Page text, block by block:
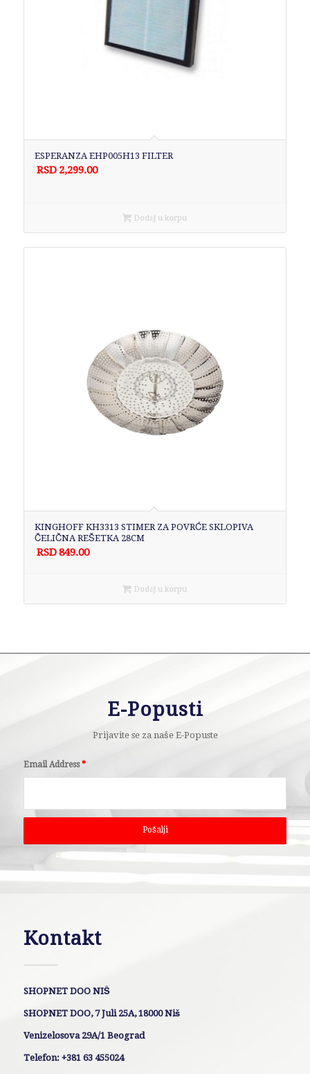
ESPERANZA EHP005H13 FILTER
RSD 2,299.00
Dodaj u korpu
KINGHOFF KH3313 STIMER ZA POVRĆE SKLOPIVA
ČELIČNA REŠETKA 28CM
RSD849.00
Dodaj u korpu
E-Popusti
Prijavite se za naše E-Popuste
Email Address*
Kontakt
SHOPNET DOO NIŠ
SHOPNET DOO, 7 Juli 25A, 18000 Niš
Venizelosova 29A/1 Beograd
Telefon: +381 63 455024